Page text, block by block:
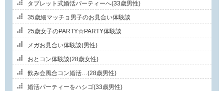
タブレット式婚活パーティーへ(33歳男性)
35歳細マッチョ男子のお見合い体験談
25歳女子のPARTY☆PARTY体験談
メガお見合い体験談(男性)
おとコン体験談(28歳女性)
飲み会風合コン婚活…(28歳男性)
婚活パーティーをハシゴ(33歳男性)